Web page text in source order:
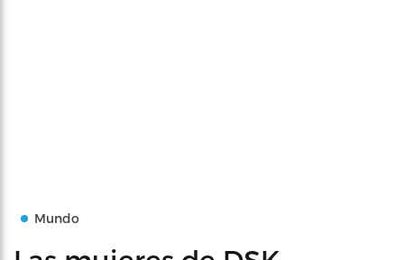
Mundo